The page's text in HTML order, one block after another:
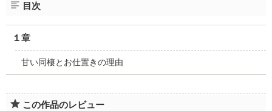
目次
１章
甘い同棲とお仕置きの理由
この作品のレビュー